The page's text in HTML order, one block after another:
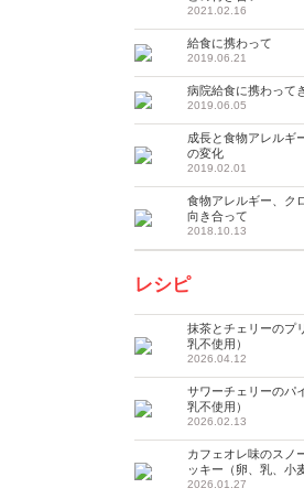
2021.02.16
給食に携わって
2019.06.21
病院給食に携わって
2019.06.05
成長と食物アレルギ
の変化
2019.02.01
食物アレルギー、ク
向き合って
2018.10.13
レシピ
抹茶とチェリーのプ
乳不使用）
2026.04.12
サワーチェリーのパ
乳不使用）
2026.02.13
カフェオレ味のスノ
ッキー（卵、乳、小
2026.01.27